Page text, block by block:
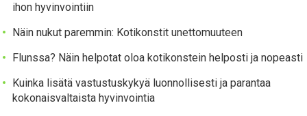
ihon hyvinvointiin
Näin nukut paremmin: Kotikonstit unettomuuteen
Flunssa? Näin helpotat oloa kotikonstein helposti ja nopeasti
Kuinka lisätä vastustuskykyä luonnollisesti ja parantaa
kokonaisvaltaista hyvinvointia